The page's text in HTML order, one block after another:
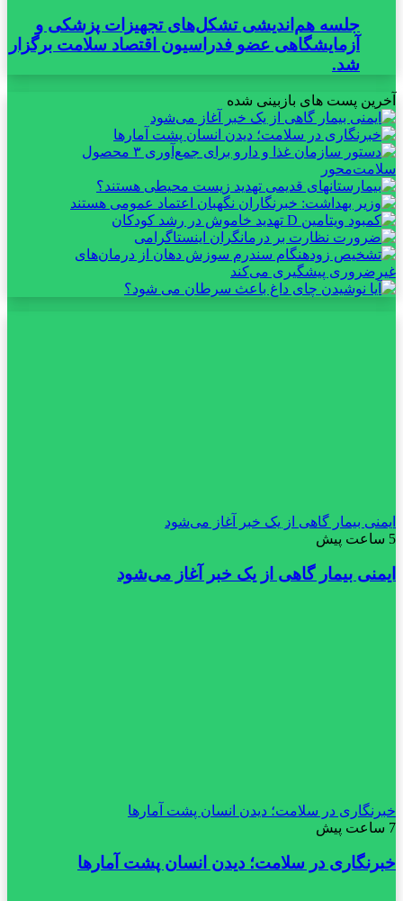
جلسه هم‌اندیشی تشکل‌های تجهیزات پزشکی و
آزمایشگاهی عضو فدراسیون اقتصاد سلامت برگزار
شد.
آخرین پست های بازبینی شده
ایمنی بیمار گاهی از یک خبر آغاز می‌شود
5 ساعت پیش
ایمنی بیمار گاهی از یک خبر آغاز می‌شود
خبرنگاری در سلامت؛ دیدن انسان پشت آمارها
7 ساعت پیش
خبرنگاری در سلامت؛ دیدن انسان پشت آمارها